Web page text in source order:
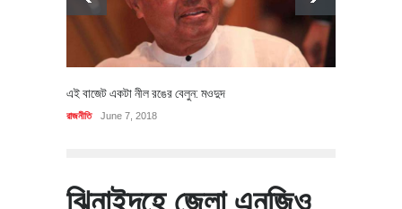
এই বাজেট একটা নীল রঙের বেলুন: মওদুদ
রাজনীতি June 7, 2018